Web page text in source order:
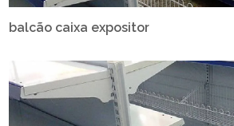
balcão caixa expositor